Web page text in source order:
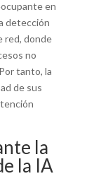
en
detección
red, donde
no
tanto, la
de sus
la
la IA